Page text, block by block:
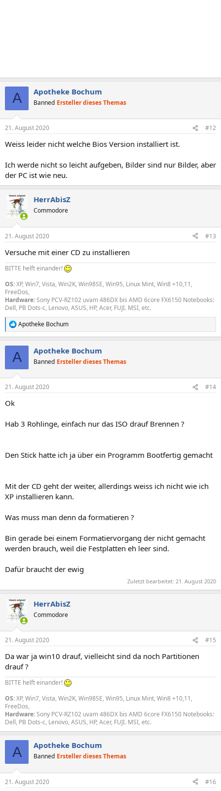
A Apotheke Bochum
Banned Ersteller dieses Themas
21. August 2020 #12
Weiss leider nicht welche Bios Version installiert ist.
Ich werde nicht so leicht aufgeben, Bilder sind nur Bilder, aber
der PC ist wie neu.
HerrAbisZ
Commodore
21. August 2020 #13
Versuche mit einer CD zu installieren
BITTE helft einander!
OS:XP, Win7, Vista, Win2K, Win98SE, Win95, Linux Mint, Win8 +10,11,
FreeDos,
Hardware:Sony PCV-RZ102 uvam 486DX bis AMD 6core FX6150 Notebooks:
Dell, PB Dots-c, Lenovo, ASUS, HP, Acer, FUJI. MSI, etc.
R
e
e
:
Apotheke Bochum
A Apotheke Bochum
Banned Ersteller dieses Themas
21. August 2020 #14
Ok
Hab 3 Rohlinge, einfach nur das ISO drauf Brennen ?
Den Stick hatte ich ja über ein Programm Bootfertig gemacht
Mit der CD geht der weiter, allerdings weiss ich nicht wie ich
XP installieren kann.
Was muss man denn da formatieren ?
Bin gerade bei einem Formatiervorgang der nicht gemacht
werden brauch, weil die Festplatten eh leer sind.
Dafür braucht der ewig
Zuletzt bearbeitet: 21. August 2020
HerrAbisZ
Commodore
21. August 2020 #15
Da war ja win10 drauf, vielleicht sind da noch Partitionen
drauf ?
BITTE helft einander!
OS:XP, Win7, Vista, Win2K, Win98SE, Win95, Linux Mint, Win8 +10,11,
FreeDos,
Hardware:Sony PCV-RZ102 uvam 486DX bis AMD 6core FX6150 Notebooks:
Dell, PB Dots-c, Lenovo, ASUS, HP, Acer, FUJI. MSI, etc.
A Apotheke Bochum
Banned Ersteller dieses Themas
21. August 2020 #16